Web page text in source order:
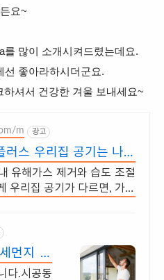
요~
를 많이 소개시켜드렸는데요.
선 좋아라하시더군요.
셔서 건강한 겨울 보내세요~
m 광고
러스 우리집 공기는 나비
유해가스 제거와 습도 조절
우리집 공기가 다르면, 가족
먼지 외
다.시공동